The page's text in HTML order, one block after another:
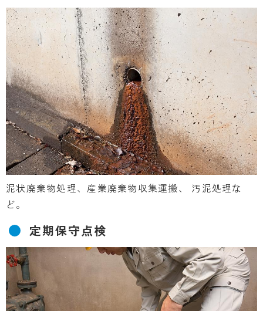
泥状廃棄物処理、産業廃棄物収集運搬、 汚泥処理な
ど。
定期保守点検